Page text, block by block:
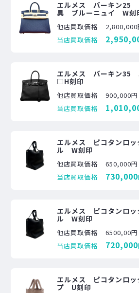
エルメス バーキン25
具 ブルーニュイ W刻
他店買取価格
2,800,000
当店買取価格
エルメス バーキン
□H刻印
他店買取価格
900,000円
当店買取価格
エルメス ピコタンロ
ル W刻印
他店買取価格
650,000円
当店買取価格
730,000
エルメス ピコタンロ
ル W刻印
他店買取価格
6500,00円
当店買取価格
720,000
エルメス ピコタンロ
プ U刻印